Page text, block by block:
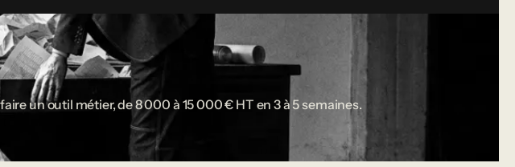
un outil métier, de 8 000 à 15 000 € HT en 3 à 5 semaines.